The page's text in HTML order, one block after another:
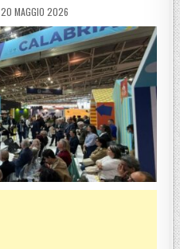
POSTED ON
20 MAGGIO 2026